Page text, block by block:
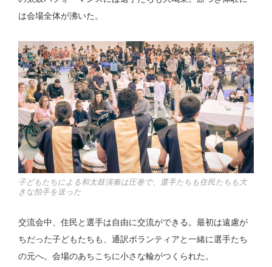
は会場全体が沸いた。
子どもたちによる和太鼓演奏は圧巻で、選手たちも住民たちも大
きな拍手を送った
交流会中、住民と選手は自由に交流ができる。最初は遠慮が
ちだった子どもたちも、通訳ボランティアと一緒に選手たち
の元へ。会場のあちこちに小さな輪がつくられた。